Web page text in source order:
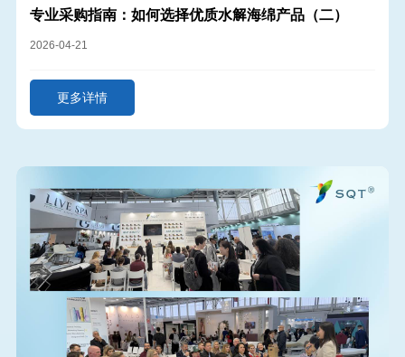
专业采购指南：如何选择优质水解海绵产品（二）
2026-04-21
更多详情